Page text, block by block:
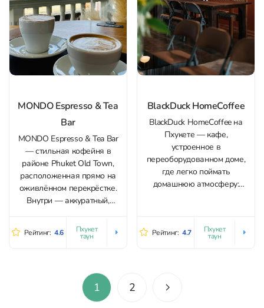
MONDO Espresso & Tea
Bar
MONDO Espresso & Tea Bar
— стильная кофейня в
районе Phuket Old Town,
расположенная прямо на
оживлённом перекрёстке.
Внутри — аккуратный,
мягким светом и
расслабляющей
атмосферой; играет
музыка. Место подходит для
утреннего кофе, неспешного
отдыха и визита с ребёнком.
Рейтинг: 4.6 Пхукет
таун
BlackDuck HomeCoffee
BlackDuck HomeCoffee на
Пхукете — кафе,
устроенное в
переоборудованном доме,
где легко поймать
домашнюю атмосферу:
посадочных мест и
ощущение «как у друзей».
детали, аккуратные зоны
Рейтинг: 4.7 Пхукет
таун
1 2